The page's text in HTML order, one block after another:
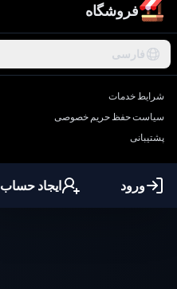
فروشگاه
فارسی
شرایط خدمات
سیاست حفظ حریم خصوصی
پشتیبانی
ورود ایجاد حساب